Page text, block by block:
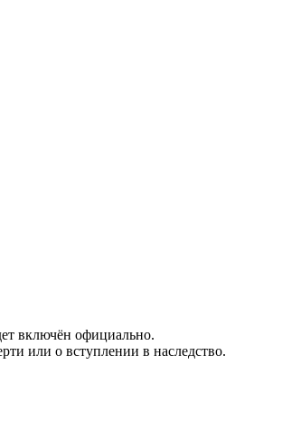
включён официально.
или о вступлении в наследство.